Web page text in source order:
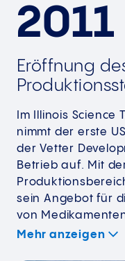
Eröffnung
Im Illinois Science
nimmt der erste
der Vetter
Betrieb auf. Mit
sein Angebot für
von
Mehr anzeigen
2011